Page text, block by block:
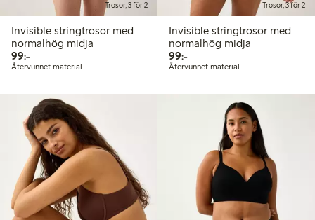
Trosor, 3 för 2
Invisible stringtrosor med
normalhög midja
99:-99,00 kr
Återvunnet material
Trosor, 3 för 2
Invisible stringtrosor med
normalhög midja
99:-99,00 kr
Återvunnet material